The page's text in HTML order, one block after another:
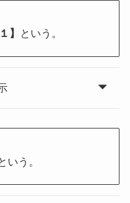
】 という。
いう。